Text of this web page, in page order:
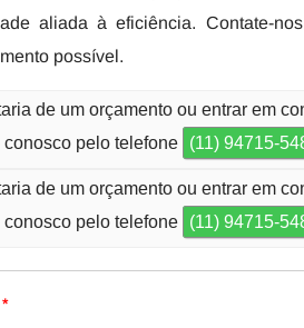
aliada à eficiência. Contate-
possível.
de um orçamento ou entrar em
conosco pelo telefone
(11) 94715-
de um orçamento ou entrar em
conosco pelo telefone
(11) 94715-
*